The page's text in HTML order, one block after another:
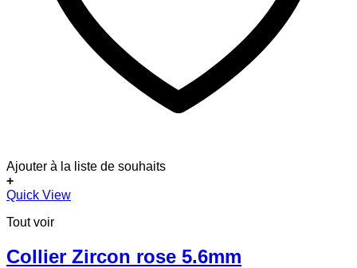
Ajouter à la liste de souhaits
+
Quick View
Tout voir
Collier Zircon rose 5.6mm